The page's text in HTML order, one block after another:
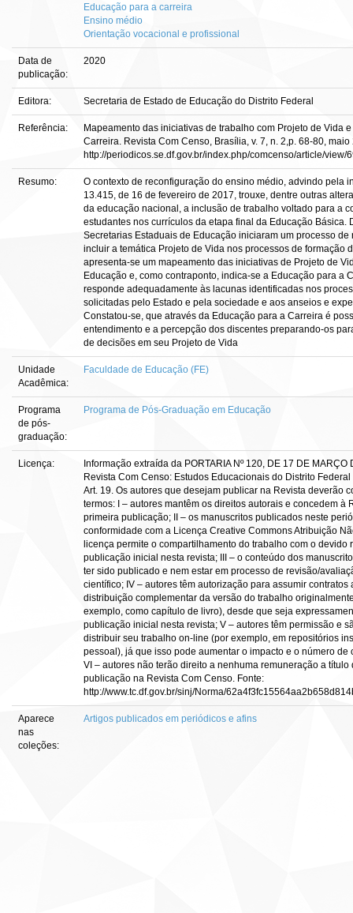
Educação para a carreira
Ensino médio
Orientação vocacional e profissional
Data de
publicação:
2020
Editora: Secretaria de Estado de Educação do Distrito Federal
Referência:
Mapeamento das iniciativas de trabalho com Projeto de Vida
Carreira. Revista Com Censo, Brasília, v. 7, n. 2,p. 68-80,
http://periodicos.se.df.gov.br/index.php/comcenso/article/view/
Resumo:
O contexto de reconfiguração do ensino médio, advindo pela
13.415, de 16 de fevereiro de 2017, trouxe, dentre outras
da educação nacional, a inclusão de trabalho voltado para a
estudantes nos currículos da etapa final da Educação Básica.
Secretarias Estaduais de Educação iniciaram um processo de
incluir a temática Projeto de Vida nos processos de formação
apresenta-se um mapeamento das iniciativas de Projeto de
Educação e, como contraponto, indica-se a Educação para a
responde adequadamente às lacunas identificadas nos
solicitadas pelo Estado e pela sociedade e aos anseios e
Constatou-se, que através da Educação para a Carreira é
entendimento e a percepção dos discentes preparando-os
de decisões em seu Projeto de Vida
Unidade
Acadêmica:
Faculdade de Educação (FE)
Programa
de pós-
graduação:
Programa de Pós-Graduação em Educação
Licença:
Informação extraída da PORTARIA Nº 120, DE 17 DE
Revista Com Censo: Estudos Educacionais do Distrito
Art. 19. Os autores que desejam publicar na Revista deverão
termos: I – autores mantêm os direitos autorais e concedem à
primeira publicação; II – os manuscritos publicados neste
conformidade com a Licença Creative Commons Atribuição
licença permite o compartilhamento do trabalho com o devido
publicação inicial nesta revista; III – o conteúdo dos
ter sido publicado e nem estar em processo de revisão/
científico; IV – autores têm autorização para assumir
distribuição complementar da versão do trabalho
exemplo, como capítulo de livro), desde que seja
publicação inicial nesta revista; V – autores têm permissão e
distribuir seu trabalho on-line (por exemplo, em repositórios
pessoal), já que isso pode aumentar o impacto e o número
VI – autores não terão direito a nenhuma remuneração a título
publicação na Revista Com Censo. Fonte:
http://www.tc.df.gov.br/sinj/Norma/
Aparece
nas
coleções:
Artigos publicados em periódicos e afins